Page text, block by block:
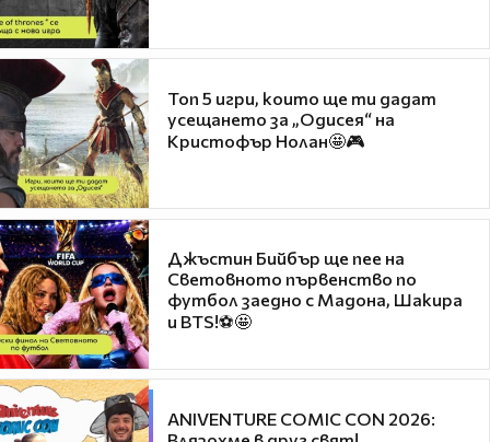
Топ 5 игри, които ще ти дадат
усещането за „Одисея“ на
Кристофър Нолан🤩🎮
Джъстин Бийбър ще пее на
Световното първенство по
футбол заедно с Мадона, Шакира
и BTS!⚽🤩
ANIVENTURE COMIC CON 2026: